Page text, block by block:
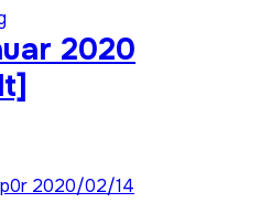
2020
2020/02/14